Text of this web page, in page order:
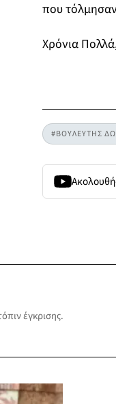
που
Χρόνια
#ΒΟΥΛΕΥΤΗΣ
έγκρισης.